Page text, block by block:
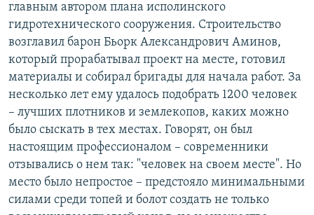
главным автором плана исполинского
гидротехнического сооружения. Строительство
возглавил барон Бьорк Александрович Аминов,
который прорабатывал проект на месте, готовил
материалы и собирал бригады для начала работ. За
несколько лет ему удалось подобрать 1200 человек
– лучших плотников и землекопов, каких можно
было сыскать в тех местах. Говорят, он был
настоящим профессионалом – современники
отзывались о нем так: "человек на своем месте". Но
место было непростое – предстояло минимальными
силами среди топей и болот создать не только